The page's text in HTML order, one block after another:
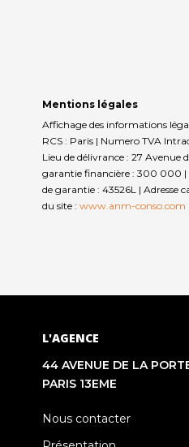
Mentions légales
Affichage des informations
RCS : Paris | Numero TVA
Lieu de délivrance : 27 Avenue
garantie financière : 300 000 |
de garantie : 43526L | Adresse
du site : www.anm-conso.com
L'AGENCE
44 AVENUE DE LA
PARIS 13EME
Nous contacter